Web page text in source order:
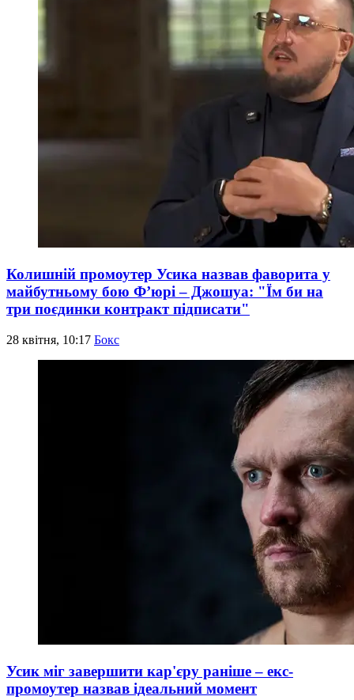
Колишній промоутер Усика назвав фаворита у
майбутньому бою Ф’юрі – Джошуа: "Їм би на
три поєдинки контракт підписати"
28 квітня, 10:17 Бокс
Усик міг завершити кар'єру раніше – екс-
промоутер назвав ідеальний момент